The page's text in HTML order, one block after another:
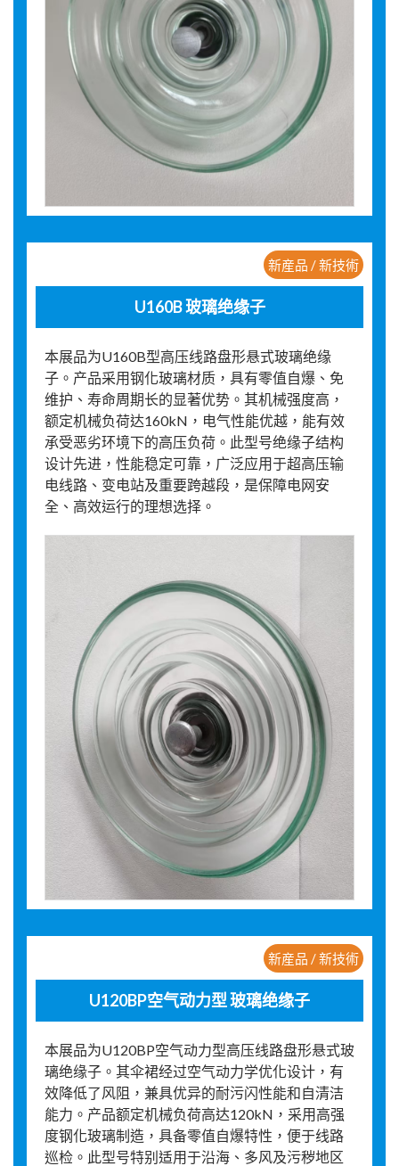
新産品 / 新技術
U160B 玻璃绝缘子
本展品为U160B型高压线路盘形悬式玻璃绝缘
子。产品采用钢化玻璃材质，具有零值自爆、免
维护、寿命周期长的显著优势。其机械强度高，
额定机械负荷达160kN，电气性能优越，能有效
承受恶劣环境下的高压负荷。此型号绝缘子结构
设计先进，性能稳定可靠，广泛应用于超高压输
电线路、变电站及重要跨越段，是保障电网安
全、高效运行的理想选择。
新産品 / 新技術
U120BP空气动力型 玻璃绝缘子
本展品为U120BP空气动力型高压线路盘形悬式玻
璃绝缘子。其伞裙经过空气动力学优化设计，有
效降低了风阻，兼具优异的耐污闪性能和自清洁
能力。产品额定机械负荷高达120kN，采用高强
度钢化玻璃制造，具备零值自爆特性，便于线路
巡检。此型号特别适用于沿海、多风及污秽地区